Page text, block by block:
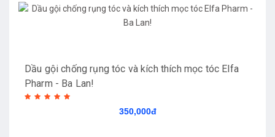
Dầu gội chống rụng tóc và kích thích mọc tóc Elfa
Pharm - Ba Lan!
350,000đ